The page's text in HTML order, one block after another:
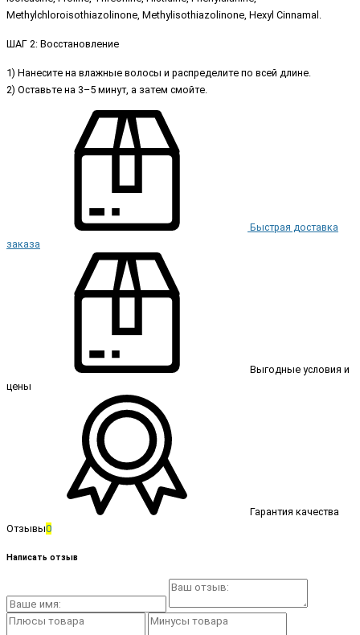
Methylchloroisothiazolinone, Methylisothiazolinone, Hexyl Cinnamal.
ШАГ 2: Восстановление
1) Нанесите на влажные волосы и распределите по всей длине.
2) Оставьте на 3–5 минут, а затем смойте.
Быстрая доставка
заказа
Выгодные условия и
цены
Гарантия качества
Отзывы0
Написать отзыв